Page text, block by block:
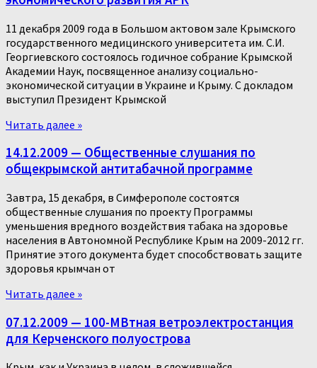
11 декабря 2009 года в Большом актовом зале Крымского
государственного медицинского университета им. С.И.
Георгиевского состоялось годичное собрание Крымской
Академии Наук, посвященное анализу социально-
экономической ситуации в Украине и Крыму. С докладом
выступил Президент Крымской
Читать далее »
14.12.2009 — Общественные слушания по
общекрымской антитабачной программе
Завтра, 15 декабря, в Симферополе состоятся
общественные слушания по проекту Программы
уменьшения вредного воздействия табака на здоровье
населения в Автономной Республике Крым на 2009-2012 гг.
Принятие этого документа будет способствовать защите
здоровья крымчан от
Читать далее »
07.12.2009 — 100-МВтная ветроэлектростанция
для Керченского полуострова